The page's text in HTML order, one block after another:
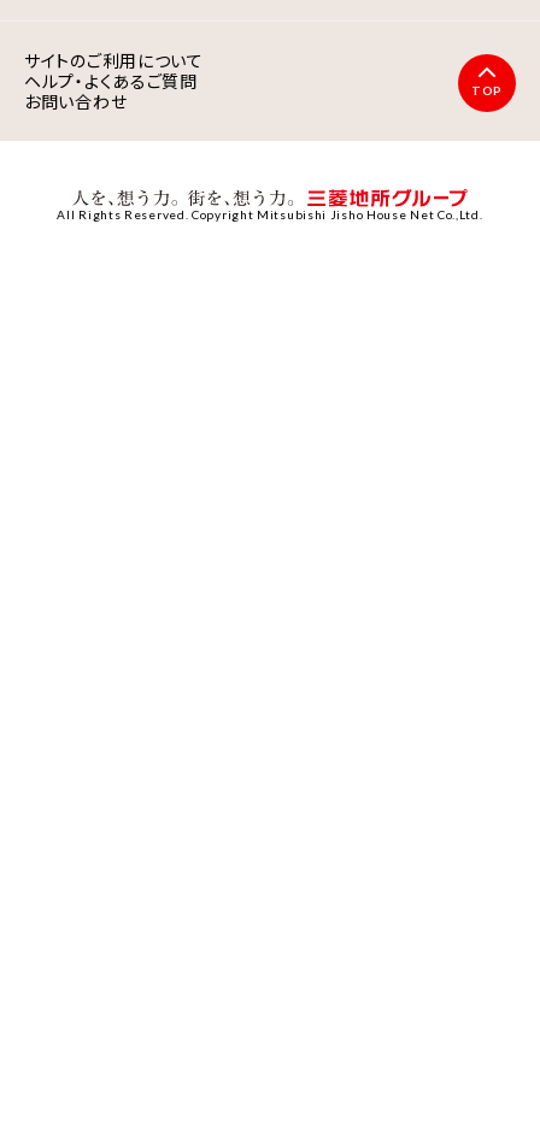
サイトのご利用について
ヘルプ・よくあるご質問
お問い合わせ
TOP
All Rights Reserved. Copyright Mitsubishi Jisho House Net Co.,Ltd.